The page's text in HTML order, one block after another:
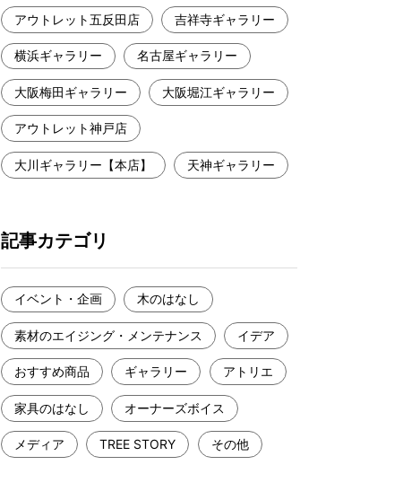
アウトレット五反田店 吉祥寺ギャラリー
横浜ギャラリー 名古屋ギャラリー
大阪梅田ギャラリー 大阪堀江ギャラリー
アウトレット神戸店
大川ギャラリー【本店】 天神ギャラリー
記事カテゴリ
イベント・企画 木のはなし
素材のエイジング・メンテナンス イデア
おすすめ商品 ギャラリー アトリエ
家具のはなし オーナーズボイス
メディア TREE STORY その他